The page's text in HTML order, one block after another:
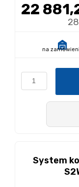
22
na
System